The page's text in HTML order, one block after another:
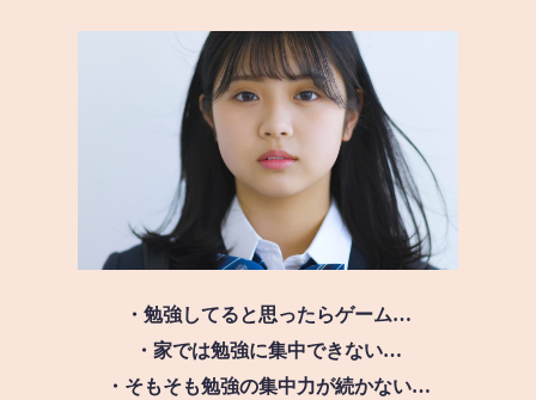
・勉強してると思ったらゲーム…
・家では勉強に集中できない…
・そもそも勉強の集中力が続かない…